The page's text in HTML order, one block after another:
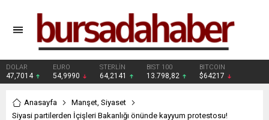
DOLAR
47,7014
EURO
54,9990
STERLİN
64,2141
BIST 100
13.798,82
BITCOIN
$64217
Anasayfa Manşet, Siyaset
Siyasi partilerden İçişleri Bakanlığı önünde kayyum protestosu!